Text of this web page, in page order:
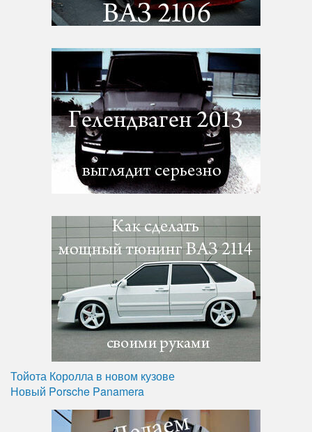
Тойота Королла в новом кузове
Новый Porsche Panamera